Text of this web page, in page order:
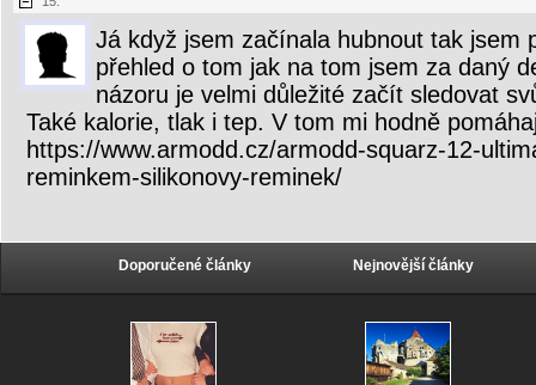
Já když jsem začínala hubnout tak jsem
přehled o tom jak na tom jsem za daný
názoru je velmi důležité začít sledovat
Také kalorie, tlak i tep. V tom mi hodně
https://www.armodd.cz/armodd-squarz-12-
reminkem-silikonovy-reminek/
Doporučené články Nejnovější články